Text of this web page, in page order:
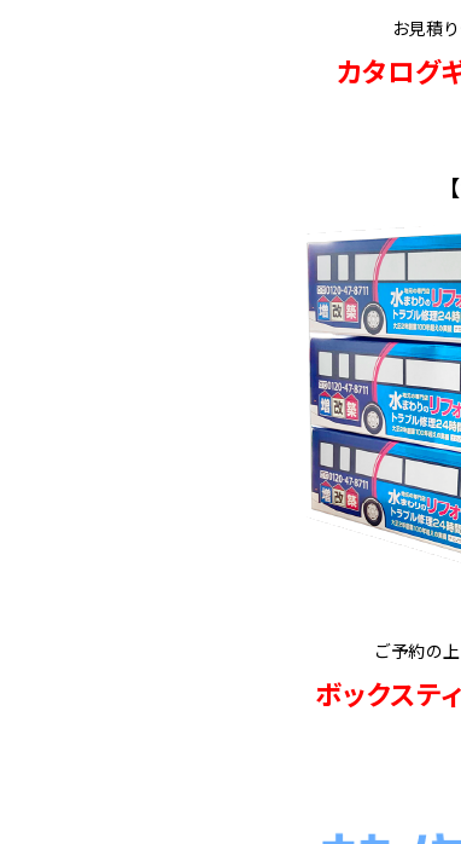
お見積
カタログ
ご予約の
ボックステ